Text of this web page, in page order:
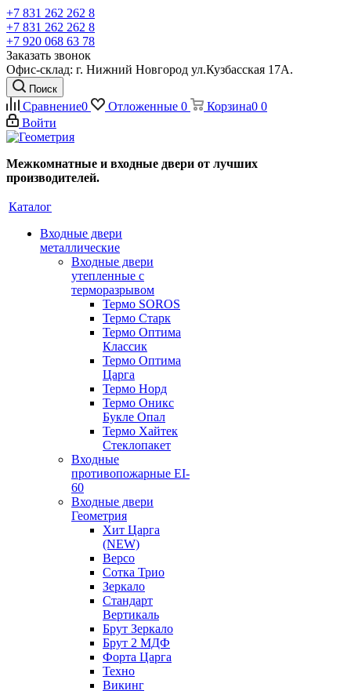
+7 831 262 262 8
+7 831 262 262 8
+7 920 068 63 78
Заказать звонок
Офис-склад: г. Нижний Новгород ул.Кузбасская 17А.
Поиск
Сравнение0 Отложенные 0 Корзина0 0
Войти
Межкомнатные и входные двери от лучших
производителей.
Каталог
Входные двери
металлические
Входные двери
утепленные с
терморазрывом
Термо SOROS
Термо Старк
Термо Оптима
Классик
Термо Оптима
Царга
Термо Норд
Термо Оникс
Букле Опал
Термо Хайтек
Стеклопакет
Входные
противопожарные EI-
60
Входные двери
Геометрия
Хит Царга
(NEW)
Версо
Сотка Трио
Зеркало
Стандарт
Вертикаль
Брут Зеркало
Брут 2 МДФ
Форта Царга
Техно
Викинг